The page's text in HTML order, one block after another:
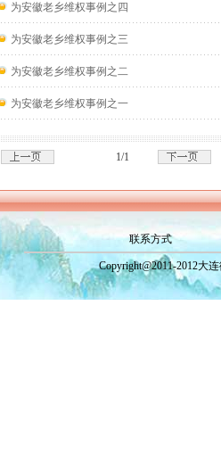
为安徽老乡维权事例之四
为安徽老乡维权事例之三
为安徽老乡维权事例之二
为安徽老乡维权事例之一
1/1
联系方式
Copyright@2011-2012